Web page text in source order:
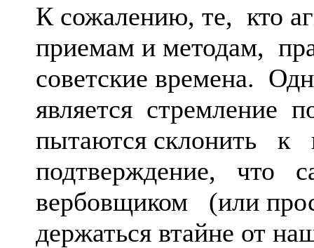
К сожалению, те, кто
приемам и методам,
советские времена.
является стремление
пытаются склонить к
подтверждение, что
вербовщиком (или
держаться втайне от